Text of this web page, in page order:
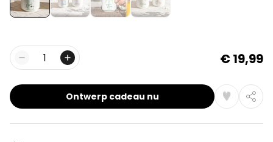
Aantal € 19,99
Ontwerp cadeau nu